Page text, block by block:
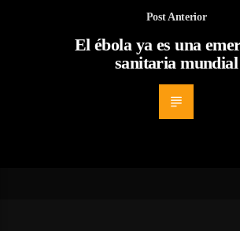
Post Anterior
El ébola ya es una
sanitaria mundial